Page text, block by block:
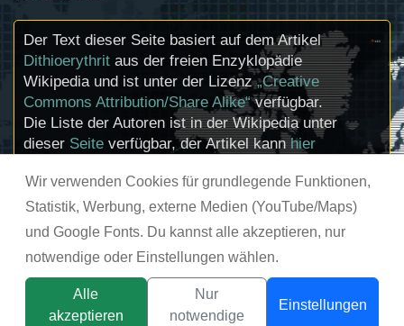
Wir verwenden Cookies für grundlegende Funktionen,
Statistik, Werbung, externe Medien (YouTube/Maps)
und Google Fonts. Du kannst alle akzeptieren, nur
notwendige oder Einstellungen wählen.
Alle
akzeptieren
Nur
notwendige
Einstellungen
Der Text dieser Seite basiert auf dem Artikel
Dithioerythrit aus der freien Enzyklopädie
Wikipedia und ist unter der Lizenz„Creative
Commons Attribution/Share Alike“verfügbar.
Die Liste der Autoren ist in der Wikipedia unter
dieser Seite verfügbar, der Artikel kannhier
Urhebern und zum Lizenzstatus eingebundener
Mediendateien (etwa Bilder oder Videos) können
im Regelfall durch Anklicken dieser abgerufen
© chemie-schule.de 2026